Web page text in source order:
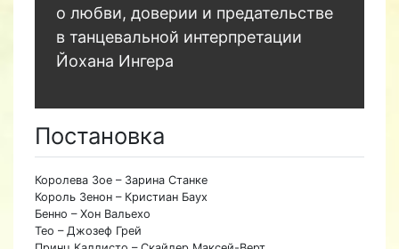
о любви, доверии и предательстве
в танцевальной интерпретации
Йохана Ингера
Постановка
Королева Зое – Зарина Станке
Король Зенон – Кристиан Баух
Бенно – Хон Вальехо
Тео – Джозеф Грей